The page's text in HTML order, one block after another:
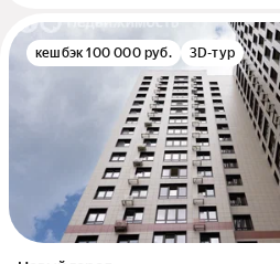
кешбэк 100 000 руб. 3D-тур